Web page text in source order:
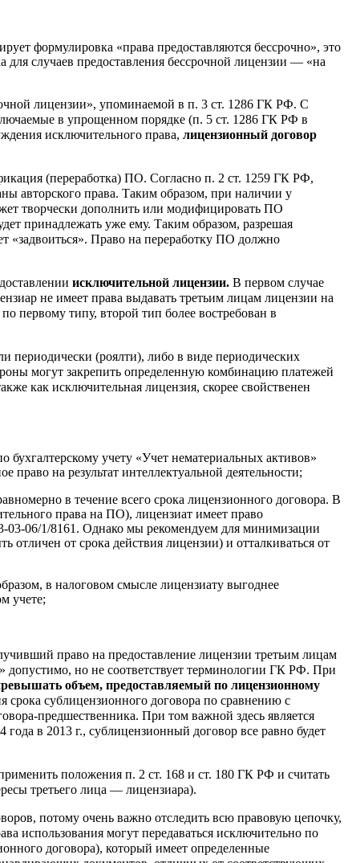
формулировка «права предоставляются бессрочно», это
для случаев предоставления бессрочной лицензии — «на
лицензии», упоминаемой в п. 3 ст. 1286 ГК РФ. С
в упрощенном порядке (п. 5 ст. 1286 ГК РФ в
исключительного права, лицензионный договор
(переработка) ПО. Согласно п. 2 ст. 1259 ГК РФ,
авторского права. Таким образом, при наличии у
творчески дополнить или модифицировать ПО
принадлежать уже ему. Таким образом, разрешая
«задвоиться». Право на переработку ПО должно
исключительной лицензии. В первом случае
не имеет права выдавать третьим лицам лицензии на
первому типу, второй тип более востребован в
периодически (роялти), либо в виде периодических
могут закрепить определенную комбинацию платежей
как исключительная лицензия, скорее свойственен
бухгалтерскому учету «Учет нематериальных активов»
на результат интеллектуальной деятельности;
в течение всего срока лицензионного договора. В
права на ПО), лицензиат имеет право
03-06/1/8161. Однако мы рекомендуем для минимизации
от срока действия лицензии) и отталкиваться от
в налоговом смысле лицензиату выгоднее
учете;
право на предоставление лицензии третьим лицам
допустимо, но не соответствует терминологии ГК РФ. При
объем, предоставляемый по лицензионному
сублицензионного договора по сравнению с
предшественника. При том важной здесь является
в 2013 г., сублицензионный договор все равно будет
положения п. 2 ст. 168 и ст. 180 ГК РФ и считать
третьего лица — лицензиара).
потому очень важно отследить всю правовую цепочку,
использования могут передаваться исключительно по
договора), который имеет определенные